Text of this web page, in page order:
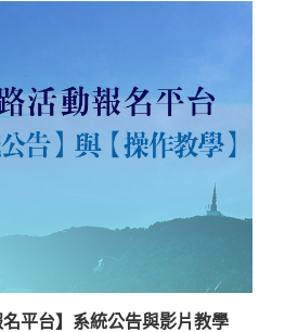
名平台】系統公告與影片教學